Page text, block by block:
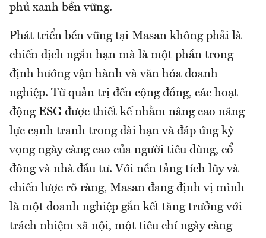
phủ xanh bền vững.
Phát triển bền vững tại Masan không phải là
chiến dịch ngắn hạn mà là một phần trong
định hướng vận hành và văn hóa doanh
nghiệp. Từ quản trị đến cộng đồng, các hoạt
động ESG được thiết kế nhằm nâng cao năng
lực cạnh tranh trong dài hạn và đáp ứng kỳ
vọng ngày càng cao của người tiêu dùng, cổ
đông và nhà đầu tư. Với nền tảng tích lũy và
chiến lược rõ ràng, Masan đang định vị mình
là một doanh nghiệp gắn kết tăng trưởng với
trách nhiệm xã nội, một tiêu chí ngày càng